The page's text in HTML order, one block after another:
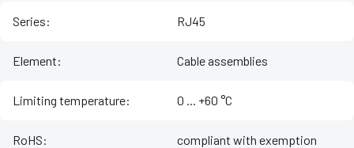
Series: RJ45
Element: Cable assemblies
Limiting temperature: ‌0 ... +60 °C
RoHS: compliant with exemption